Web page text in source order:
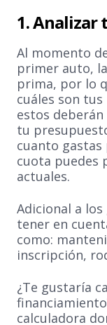
1. Analizar
Al momento
primer auto,
prima, por lo
cuáles son
estos deberán
tu
cuanto
cuota puedes
actuales.
Adicional a
tener en
como:
inscripción,
¿Te gustaría
calculadora